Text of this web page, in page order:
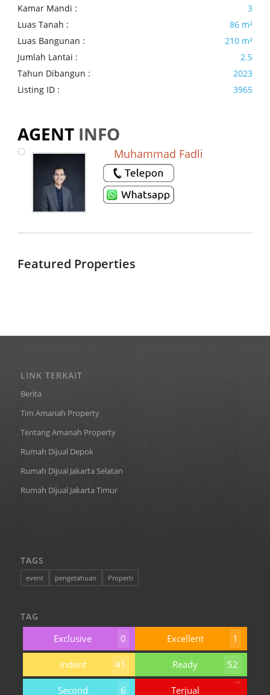
Kamar Mandi :
3
Luas Tanah :
86 m²
Luas Bangunan :
210 m²
Jumlah Lantai :
2.5
Tahun Dibangun :
2023
Listing ID :
3965
AGENTINFO
Muhammad Fadli
Featured Properties
LINK TERKAIT
Berita
Tim Amanah Property
Tentang Amanah Property
Rumah Dijual Depok
Rumah Dijual Jakarta Selatan
Rumah Dijual Jakarta Timur
TAGS
event pengetahuan Properti
TAG
Exclusive 0 Excellent 1
Indent 41 Ready 52
Second 6 Terjual